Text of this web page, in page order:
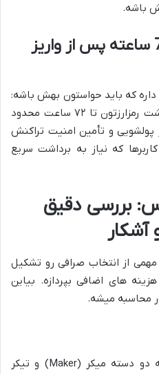
باشه.
محدودیت برداشت 72 ساعته پس از واریز
که باید حواستون بهش باشه:
اگه ریال واریز کنید، ممکنه برداشت رمزارزتون تا ۷۲ ساعت محدود
پولشویی و تأمین امنیت تراکنش
که نیاز به برداشت سریع
بررسی دقیق
آشکار
از انتخاب صرافی رو تشکیل
های اضافی بپردازه. بیاین
محاسبه میشه.
کارمزد معاملات تو نوبیتکس به دو دسته میکر (Maker) و تیکر